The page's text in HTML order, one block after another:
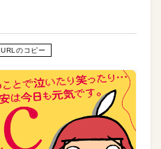
URLのコピー